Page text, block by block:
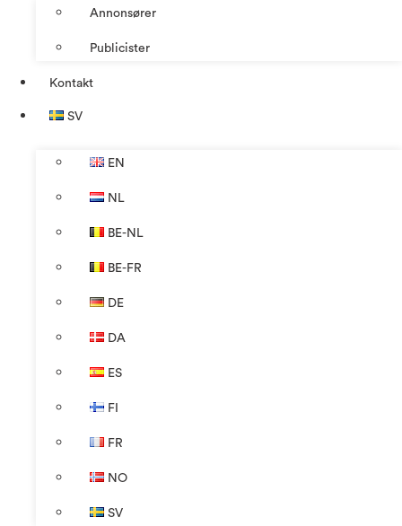
Annonsører
Publicister
Kontakt
SV
EN
NL
BE-NL
BE-FR
DE
DA
ES
FI
FR
NO
SV